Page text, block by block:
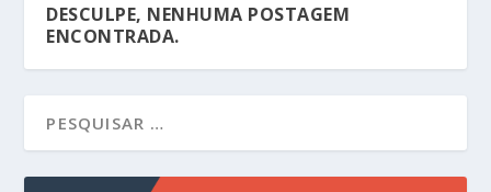
DESCULPE, NENHUMA POSTAGEM
ENCONTRADA.